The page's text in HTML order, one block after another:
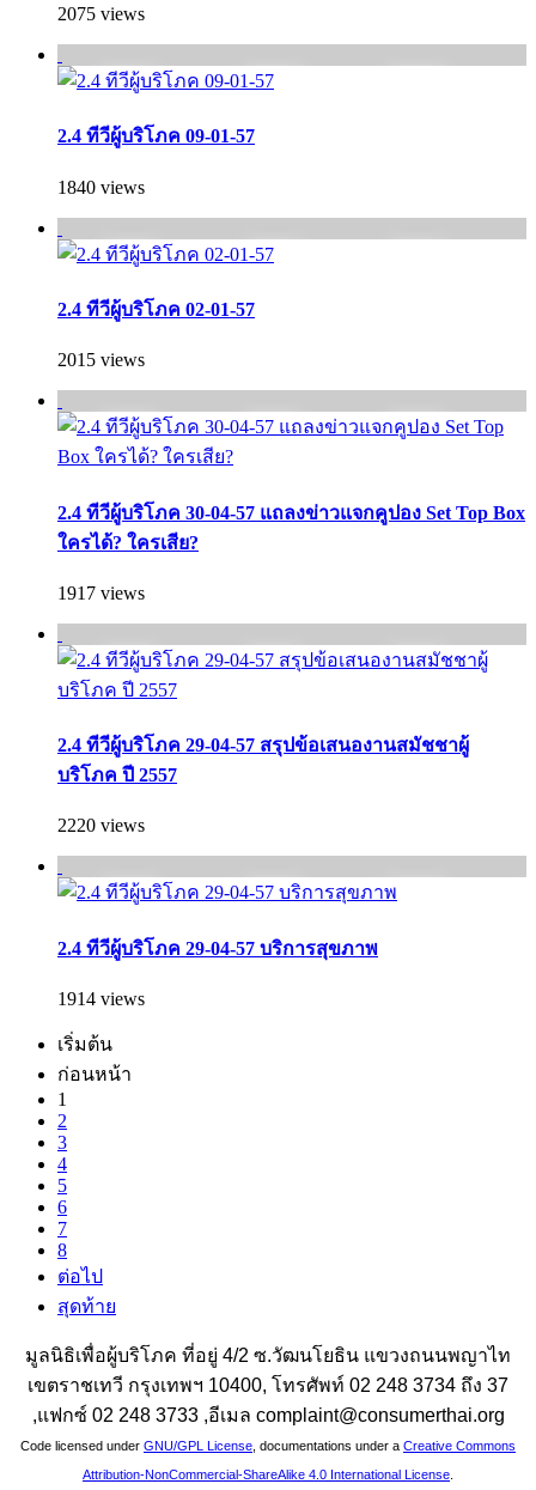
2075 views
2.4 ทีวีผู้บริโภค 09-01-57
1840 views
2.4 ทีวีผู้บริโภค 02-01-57
2015 views
2.4 ทีวีผู้บริโภค 30-04-57 แถลงข่าวแจกคูปอง Set Top Box
ใครได้? ใครเสีย?
1917 views
2.4 ทีวีผู้บริโภค 29-04-57 สรุปข้อเสนองานสมัชชาผู้
บริโภค ปี 2557
2220 views
2.4 ทีวีผู้บริโภค 29-04-57 บริการสุขภาพ
1914 views
เริ่มต้น
ก่อนหน้า
1
2
3
4
5
6
7
8
ต่อไป
สุดท้าย
มูลนิธิเพื่อผู้บริโภค ที่อยู่ 4/2 ซ.วัฒนโยธิน แขวงถนนพญาไท
เขตราชเทวี กรุงเทพฯ 10400, โทรศัพท์ 02 248 3734 ถึง 37
,แฟกซ์ 02 248 3733 ,อีเมล complaint@consumerthai.org
Code licensed under GNU/GPL License , documentations under a Creative Commons
Attribution-NonCommercial-ShareAlike 4.0 International License